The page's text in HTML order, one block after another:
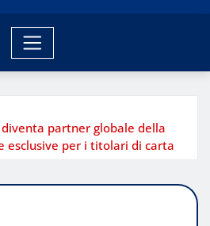
diventa partner globale della
esclusive per i titolari di carta